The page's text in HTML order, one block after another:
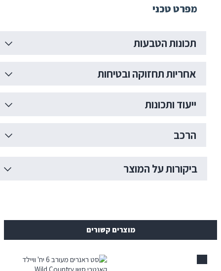
טכני
הטבעות
תחזוקה ובטיחות
ותכונות
על המוצר
מוצרים קשורים